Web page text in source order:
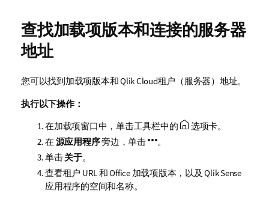
查找加载项版本和连接的服务器
地址
您可以找到加载项版本和Qlik Cloud租户 （服务器）地址。
执行以下操作：
在加载项窗口中，单击工具栏中的
选项卡。
在 源应用程序旁边，单击
。
单击关于。
查看租户 URL 和 Office 加载项版本，以及Qlik Sense
应用程序的空间和名称。